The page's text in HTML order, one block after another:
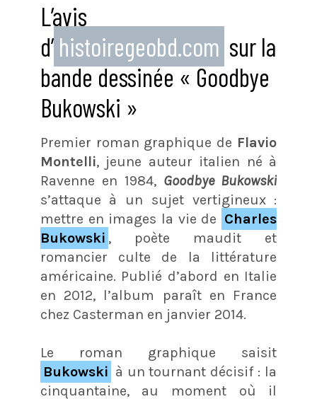
L’avis
d’ histoiregeobd.com sur la
bande dessinée « Goodbye
Bukowski »
Premier roman graphique de Flavio
Montelli, jeune auteur italien né à
Ravenne en 1984, Goodbye Bukowski
s’attaque à un sujet vertigineux :
mettre en images la vie de Charles
Bukowski , poète maudit et
romancier culte de la littérature
américaine. Publié d’abord en Italie
en 2012, l’album paraît en France
chez Casterman en janvier 2014.
Le roman graphique saisit
Bukowski à un tournant décisif : la
cinquantaine, au moment où il